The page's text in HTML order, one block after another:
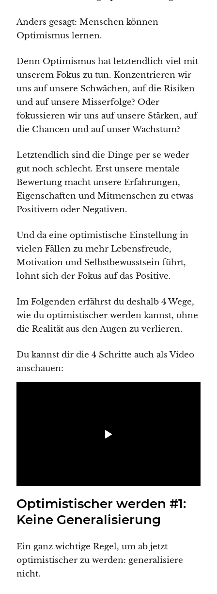
Anders gesagt: Menschen können
Optimismus lernen.
Denn Optimismus hat letztendlich viel mit
unserem Fokus zu tun. Konzentrieren wir
uns auf unsere Schwächen, auf die Risiken
und auf unsere Misserfolge? Oder
fokussieren wir uns auf unsere Stärken, auf
die Chancen und auf unser Wachstum?
Letztendlich sind die Dinge per se weder
gut noch schlecht. Erst unsere mentale
Bewertung macht unsere Erfahrungen,
Eigenschaften und Mitmenschen zu etwas
Positivem oder Negativen.
Und da eine optimistische Einstellung in
vielen Fällen zu mehr Lebensfreude,
Motivation und Selbstbewusstsein führt,
lohnt sich der Fokus auf das Positive.
Im Folgenden erfährst du deshalb 4 Wege,
wie du optimistischer werden kannst, ohne
die Realität aus den Augen zu verlieren.
Du kannst dir die 4 Schritte auch als Video
anschauen:
Optimistischer werden #1:
Keine Generalisierung
Ein ganz wichtige Regel, um ab jetzt
optimistischer zu werden: generalisiere
nicht.